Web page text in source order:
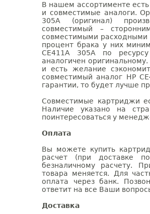
В нашем ассортименте
и совместимые аналоги.
305A (оригинал)
совместимый –
совместимыми расходными
процент брака у них
CE411A 305A по
аналогичен
и есть желание
совместимый аналог HP
гарантии, то будет лучше
Совместимые картриджи
Наличие указано на
поинтересоваться у
Оплата
Вы можете купить
расчет (при доставке
безналичному расчету.
товара меняется. Для
оплата через банк.
ответит на все Ваши
Доставка